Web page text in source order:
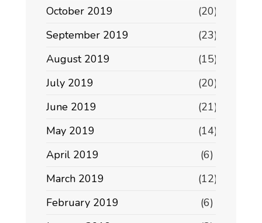
October 2019
(20)
September 2019
(23)
August 2019
(15)
July 2019
(20)
June 2019
(21)
May 2019
(14)
April 2019
(6)
March 2019
(12)
February 2019
(6)